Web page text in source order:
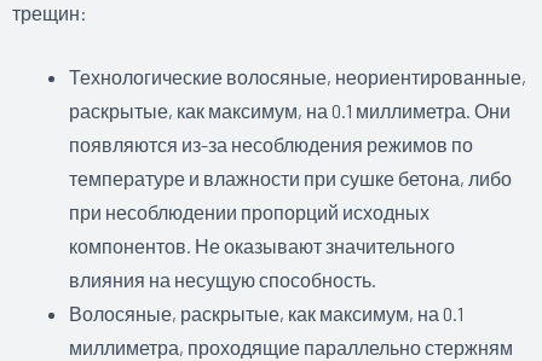
трещин:
Технологические волосяные, неориентированные,
раскрытые, как максимум, на 0.1 миллиметра. Они
появляются из-за несоблюдения режимов по
температуре и влажности при сушке бетона, либо
при несоблюдении пропорций исходных
компонентов. Не оказывают значительного
влияния на несущую способность.
Волосяные, раскрытые, как максимум, на 0.1
миллиметра, проходящие параллельно стержням